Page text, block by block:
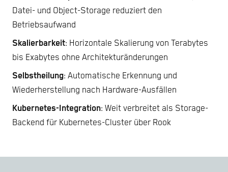
Datei- und Object-Storage reduziert den
Betriebsaufwand
Skalierbarkeit: Horizontale Skalierung von Terabytes
bis Exabytes ohne Architekturänderungen
Selbstheilung: Automatische Erkennung und
Wiederherstellung nach Hardware-Ausfällen
Kubernetes-Integration: Weit verbreitet als Storage-
Backend für Kubernetes-Cluster über Rook